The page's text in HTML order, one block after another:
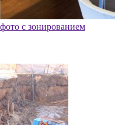
с зонированием